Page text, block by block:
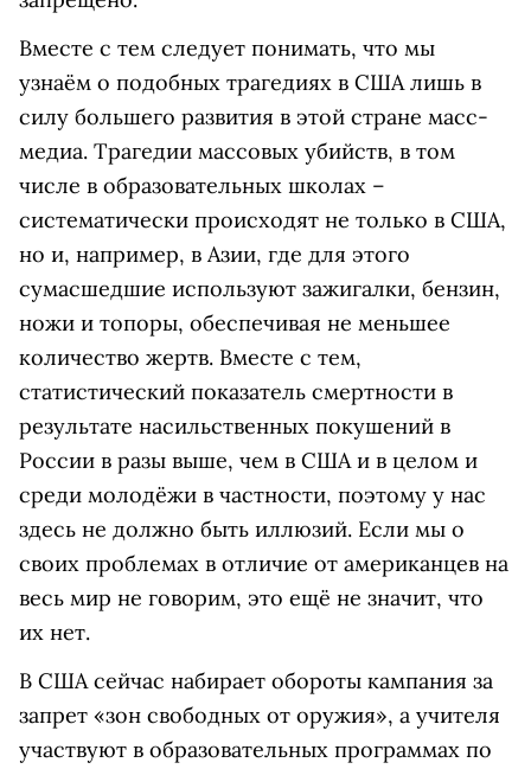
Вместе с тем следует понимать, что мы
узнаём о подобных трагедиях в США лишь в
силу большего развития в этой стране масс-
медиа. Трагедии массовых убийств, в том
числе в образовательных школах –
систематически происходят не только в США,
но и, например, в Азии, где для этого
сумасшедшие используют зажигалки, бензин,
ножи и топоры, обеспечивая не меньшее
количество жертв. Вместе с тем,
статистический показатель смертности в
результате насильственных покушений в
России в разы выше, чем в США и в целом и
среди молодёжи в частности, поэтому у нас
здесь не должно быть иллюзий. Если мы о
своих проблемах в отличие от американцев на
весь мир не говорим, это ещё не значит, что
их нет.
В США сейчас набирает обороты кампания за
запрет «зон свободных от оружия», а учителя
участвуют в образовательных программах по